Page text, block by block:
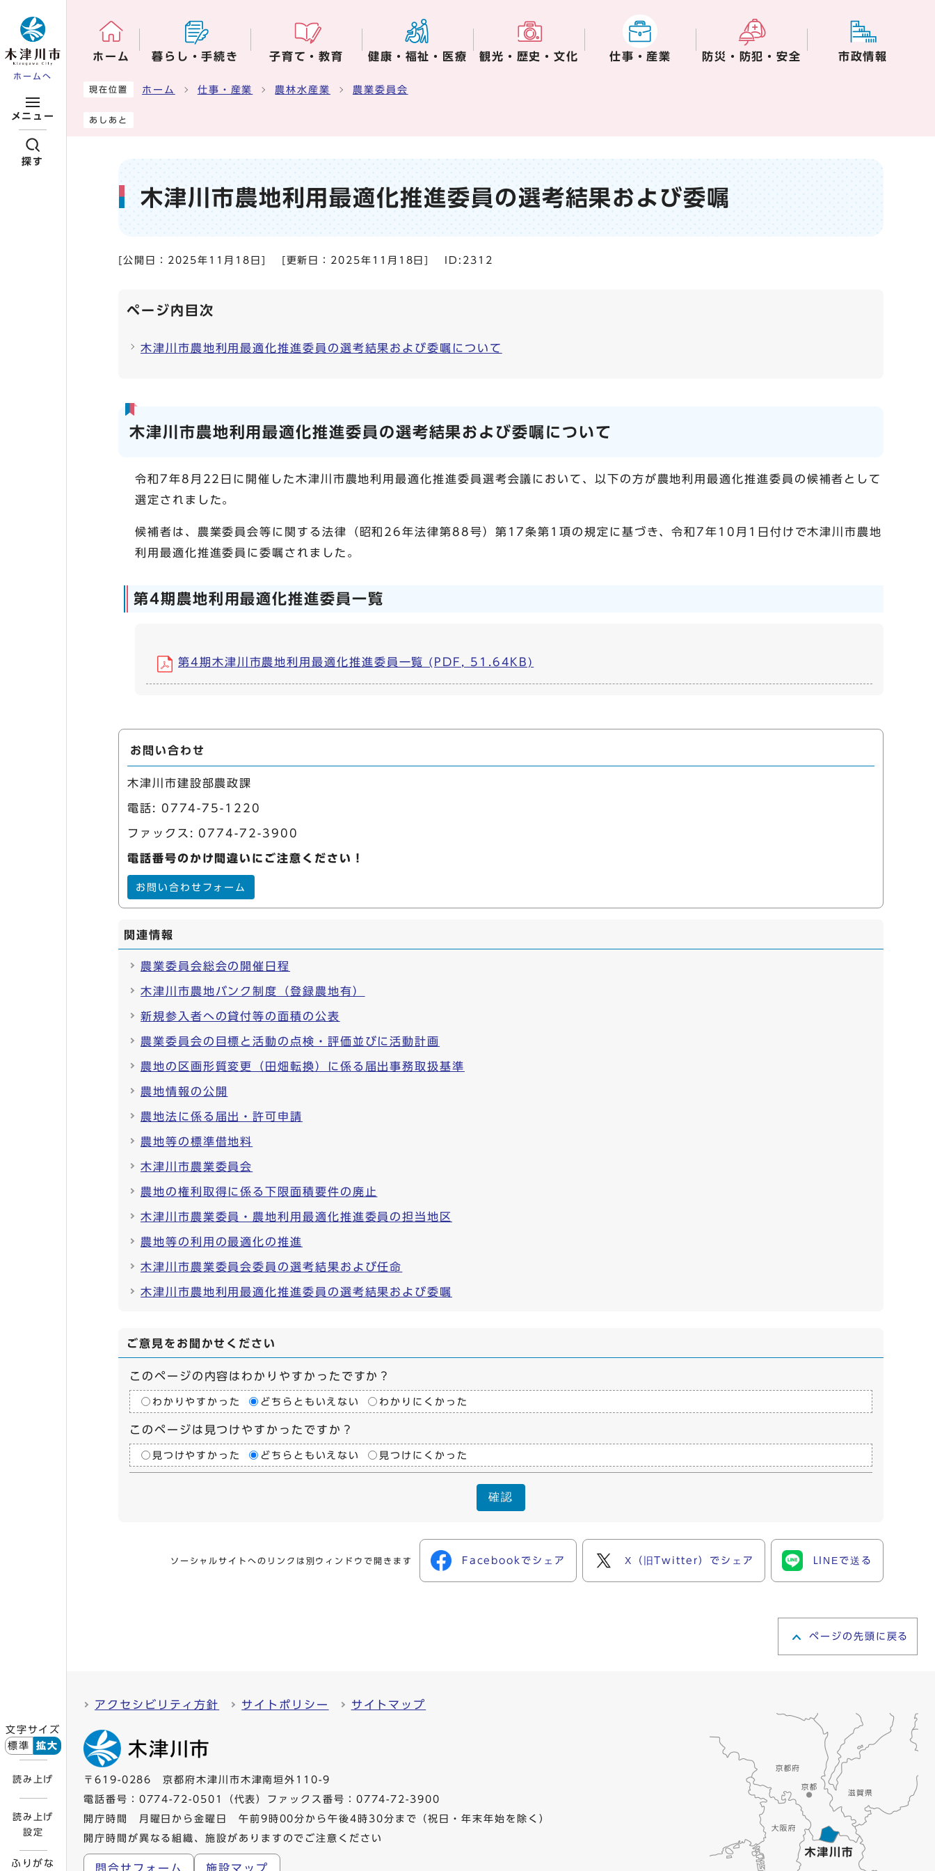
ホームへ
メニュー
探す
文字サイズ
標準
拡大
読み上げ
読み上げ
設定
ふりがな
ホーム 暮らし・手続き 子育て・教育 健康・福祉・医療 観光・歴史・文化 仕事・産業 防災・防犯・安全 市政情報
ここから本文です
現在位置 ホーム 仕事・産業 農林水産業 農業委員会
あしあと
木津川市農地利用最適化推進委員の選考結果および委嘱
[公開日： 2025年11月18日 [更新日： 2025年11月18日 ID:2312
ページ内目次
木津川市農地利用最適化推進委員の選考結果および委嘱について
木津川市農地利用最適化推進委員の選考結果および委嘱について
令和7年8月22日に開催した木津川市農地利用最適化推進委員選考会議において、以下の方が農地利用最適化推進委員の候補者として
選定されました。
候補者は、農業委員会等に関する法律（昭和26年法律第88号）第17条第1項の規定に基づき、令和7年10月1日付けで木津川市農地
利用最適化推進委員に委嘱されました。
第4期農地利用最適化推進委員一覧
第4期木津川市農地利用最適化推進委員一覧 (PDF, 51.64KB)
お問い合わせ
木津川市建設部農政課
電話: 0774-75-1220
ファックス: 0774-72-3900
電話番号のかけ間違いにご注意ください！
お問い合わせフォーム
関連情報
農業委員会総会の開催日程
木津川市農地バンク制度（登録農地有）
新規参入者への貸付等の面積の公表
農業委員会の目標と活動の点検・評価並びに活動計画
農地の区画形質変更（田畑転換）に係る届出事務取扱基準
農地情報の公開
農地法に係る届出・許可申請
農地等の標準借地料
木津川市農業委員会
農地の権利取得に係る下限面積要件の廃止
木津川市農業委員・農地利用最適化推進委員の担当地区
農地等の利用の最適化の推進
木津川市農業委員会委員の選考結果および任命
木津川市農地利用最適化推進委員の選考結果および委嘱
ご意見をお聞かせください
このページの内容はわかりやすかったですか？
わかりやすかった どちらともいえない わかりにくかった
このページは見つけやすかったですか？
見つけやすかった どちらともいえない 見つけにくかった
確認
ソーシャルサイトへのリンクは別ウィンドウで開きます Facebookでシェア X（旧Twitter）でシェア LINEで送る
ページの先頭に戻る
アクセシビリティ方針 サイトポリシー サイトマップ
〒619-0286 京都府木津川市木津南垣外110-9
電話番号： 0774-72-0501
（代表）ファックス番号：0774-72-3900
開庁時間 月曜日から金曜日 午前9時00分から午後4時30分まで（祝日・年末年始を除く）
開庁時間が異なる組織、施設がありますのでご注意ください
問合せフォーム 施設マップ